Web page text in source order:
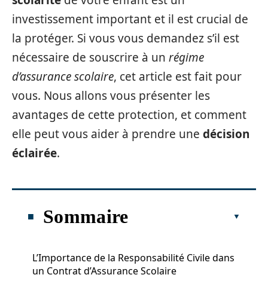
investissement important et il est crucial de
la protéger. Si vous vous demandez s’il est
nécessaire de souscrire à un régime
d’assurance scolaire, cet article est fait pour
vous. Nous allons vous présenter les
avantages de cette protection, et comment
elle peut vous aider à prendre une décision
éclairée.
Sommaire
L’Importance de la Responsabilité Civile dans
un Contrat d’Assurance Scolaire